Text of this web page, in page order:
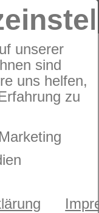
unserer
sind
uns helfen,
zu
Marketing